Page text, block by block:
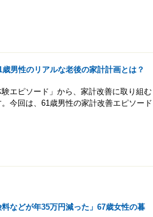
男性のリアルな老後の家計計画とは？
エピソード」から、家計改善に取り組む
今回は、61歳男性の家計改善エピソード
などが年35万円減った」67歳女性の暮